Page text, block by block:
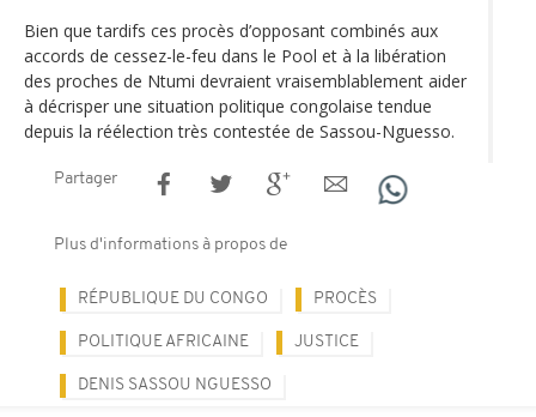
Bien que tardifs ces procès d’opposant combinés aux
accords de cessez-le-feu dans le Pool et à la libération
des proches de Ntumi devraient vraisemblablement aider
à décrisper une situation politique congolaise tendue
depuis la réélection très contestée de Sassou-Nguesso.
Partager
Plus d'informations à propos de
RÉPUBLIQUE DU CONGO PROCÈS
POLITIQUE AFRICAINE JUSTICE
DENIS SASSOU NGUESSO